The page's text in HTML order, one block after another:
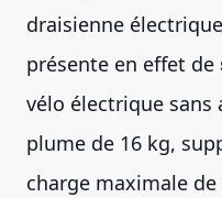
draisienne
présente en effet de
vélo électrique sans
plume de 16 kg,
charge maximale